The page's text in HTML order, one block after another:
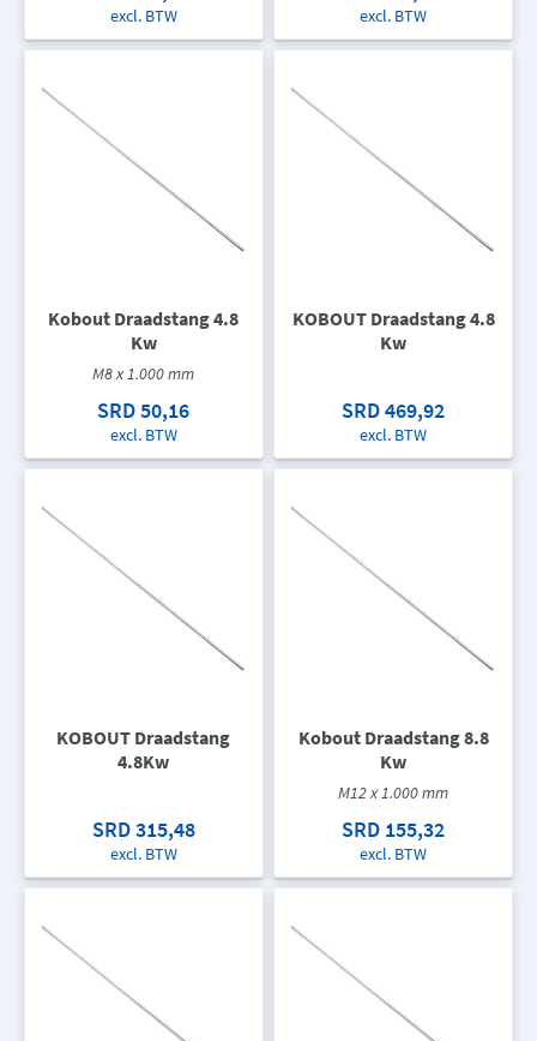
excl. BTW excl. BTW
Kobout Draadstang 4.8
Kw
M8 x 1.000 mm
SRD 50,16
excl. BTW
KOBOUT Draadstang 4.8
Kw
SRD 469,92
excl. BTW
KOBOUT Draadstang
4.8Kw
SRD 315,48
excl. BTW
Kobout Draadstang 8.8
Kw
M12 x 1.000 mm
SRD 155,32
excl. BTW